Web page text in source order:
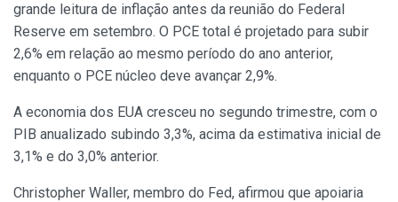
grande leitura de inflação antes da reunião do Federal
Reserve em setembro. O PCE total é projetado para subir
2,6% em relação ao mesmo período do ano anterior,
enquanto o PCE núcleo deve avançar 2,9%.
A economia dos EUA cresceu no segundo trimestre, com o
PIB anualizado subindo 3,3%, acima da estimativa inicial de
3,1% e do 3,0% anterior.
Christopher Waller, membro do Fed, afirmou que apoiaria